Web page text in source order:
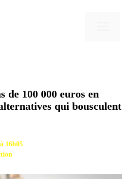
de 100 000 euros en
qui bousculent
16h05